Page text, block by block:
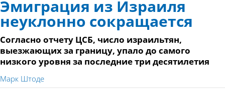
Эмиграция из Израиля
неуклонно сокращается
Согласно отчету ЦСБ, число израильтян,
выезжающих за границу, упало до самого
низкого уровня за последние три десятилетия
Марк Штоде